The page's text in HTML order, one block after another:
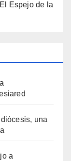
Espejo de la
una
a